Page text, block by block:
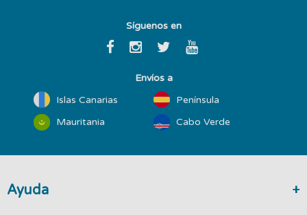
Síguenos en
Envíos a
Islas Canarias
Península
Mauritania
Cabo Verde
Ayuda